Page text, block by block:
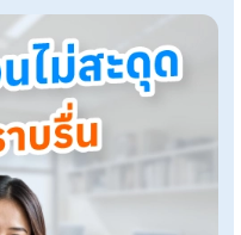
อน HumanSoft
วัน ครบทุกฟังก์ชัน
ช้จ่ายใดๆ ทั้งสิ้น
ใช้งานฟรี